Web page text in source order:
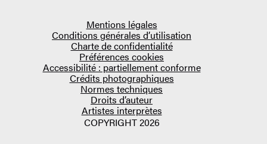
COPYRIGHT 2026
Mentions légales
Conditions générales d’utilisation
Charte de confidentialité
Préférences cookies
Accessibilité : partiellement conforme
Crédits photographiques
Normes techniques
Droits d’auteur
Artistes interprètes